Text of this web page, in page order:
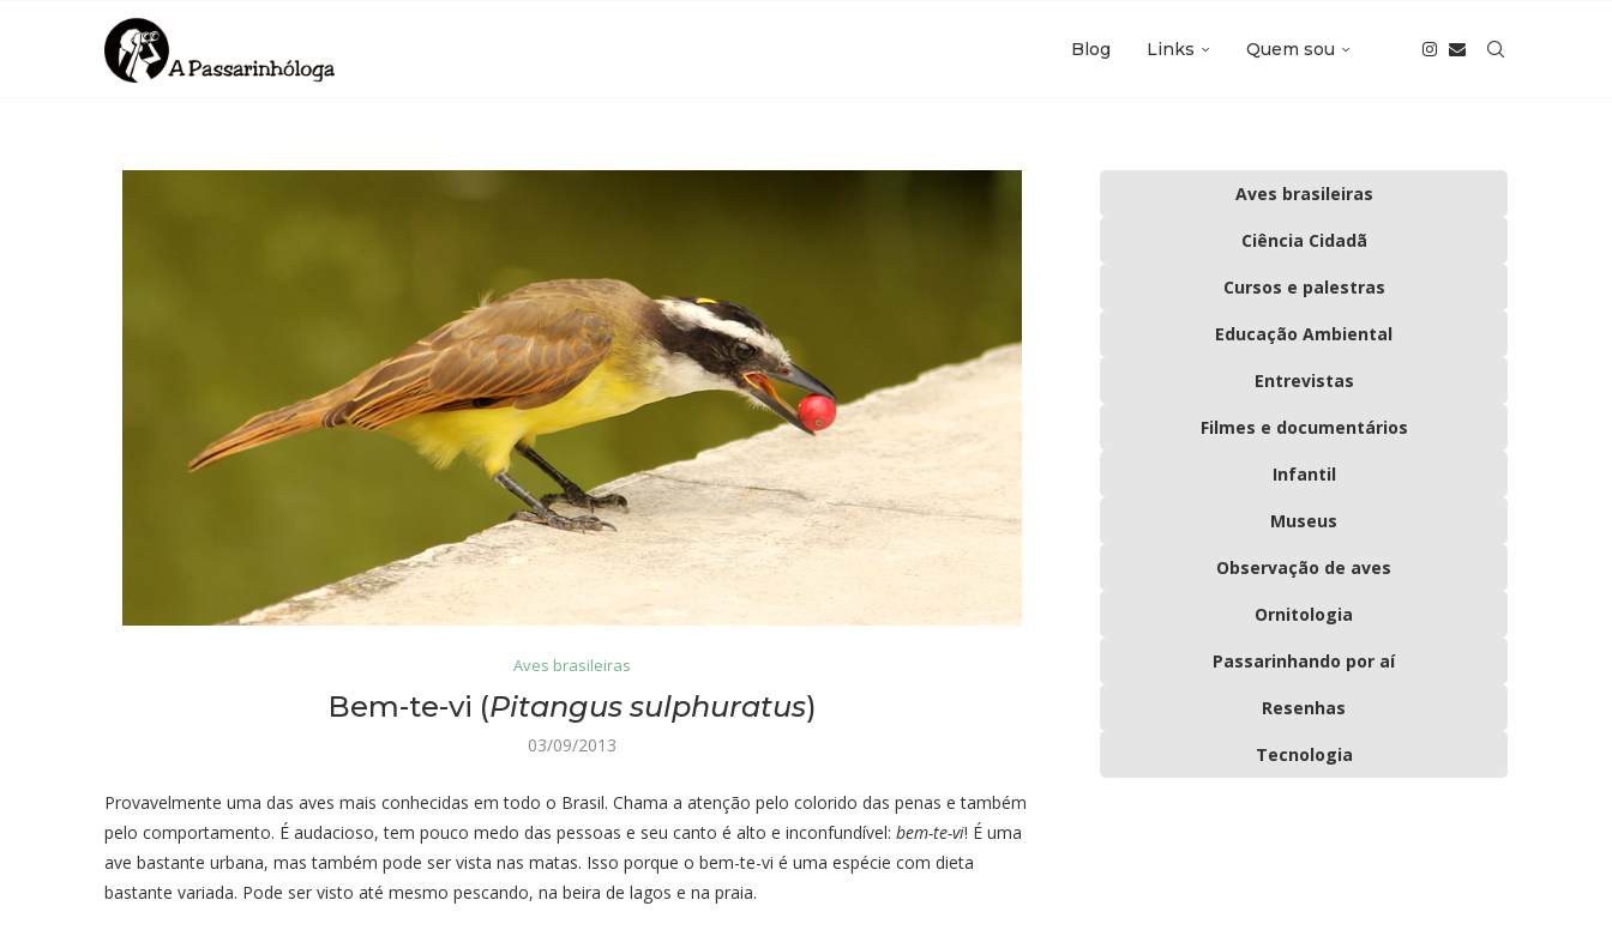
Blog Links Quem sou
Aves brasileiras
Bem-te-vi (Pitangus sulphuratus)
03/09/2013
Provavelmente uma das aves mais conhecidas em todo o Brasil. Chama a atenção pelo colorido das penas e também
pelo comportamento. É audacioso, tem pouco medo das pessoas e seu canto é alto e inconfundível: bem-te-vi! É uma
ave bastante urbana, mas também pode ser vista nas matas. Isso porque o bem-te-vi é uma espécie com dieta
bastante variada. Pode ser visto até mesmo pescando, na beira de lagos e na praia.
Aves brasileiras
Ciência Cidadã
Cursos e palestras
Educação Ambiental
Entrevistas
Filmes e documentários
Infantil
Museus
Observação de aves
Ornitologia
Passarinhando por aí
Resenhas
Tecnologia